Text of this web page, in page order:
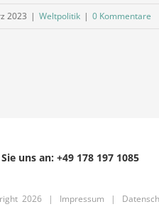
2023 | Weltpolitik | 0 Kommentare
uns an: +49 178 197 1085
2026 | Impressum |